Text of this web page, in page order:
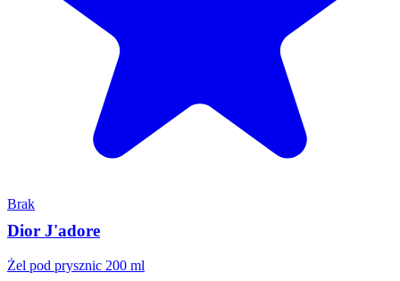
Brak
Dior J'adore
Żel pod prysznic 200 ml